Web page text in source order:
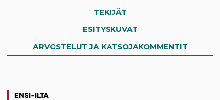
TEKIJÄT
ESITYSKUVAT
ARVOSTELUT JA KATSOJAKOMMENTIT
ENSI-ILTA